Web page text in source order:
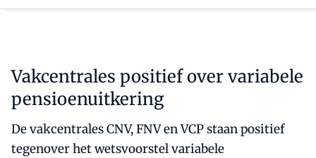
Vakcentrales positief over variabele
pensioenuitkering
De vakcentrales CNV, FNV en VCP staan positief
tegenover het wetsvoorstel variabele